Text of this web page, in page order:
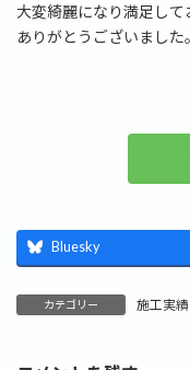
大変綺麗になり満足して
ありがとうございました。
Bluesky
カテゴリー 施工実績